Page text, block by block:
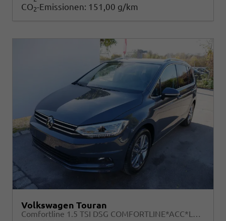
CO2-Emissionen: 151,00 g/km
Volkswagen Touran
Comfortline 1.5 TSI DSG COMFORTLINE*ACC*LED*PDC*KAMERA*NAVI*SHZ* 7-SITZER 17-ZOLL